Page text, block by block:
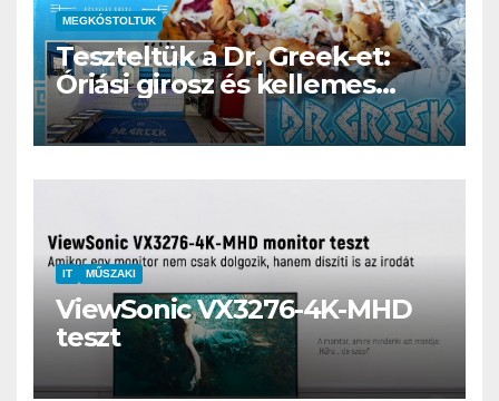
MEGKÓSTOLTUK
Teszteltük a Dr. Greek-et:
Óriási girosz és kellemes
kerthelyiség Csepel szívében
IT MŰSZAKI
ViewSonic VX3276-4K-MHD
teszt